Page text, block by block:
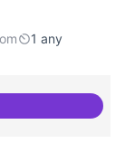
1 any
digitals i